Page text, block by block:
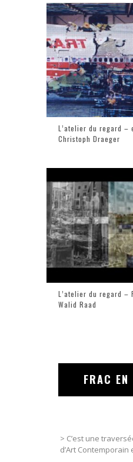
L’atelier du regard –
Christoph Draeger
L’atelier du regard –
Walid Raad
FRAC
> C’est une
d’Art